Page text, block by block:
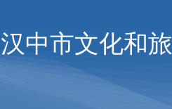
汉中市文化和